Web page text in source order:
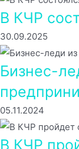
В КЧР
30.09.2025
Бизнес-
05.11.2024
В КЧР